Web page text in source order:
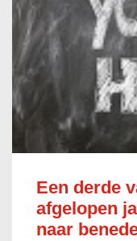
Een derde
afgelopen
naar